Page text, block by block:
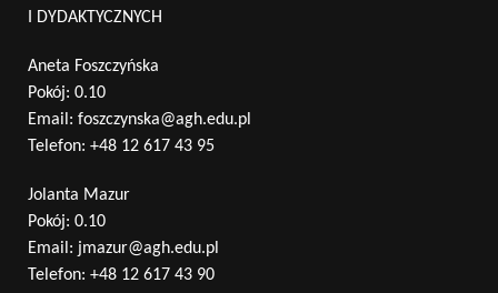
I DYDAKTYCZNYCH
Aneta Foszczyńska
Pokój: 0.10
Email: foszczynska@agh.edu.pl
Telefon: +48 12 617 43 95
Jolanta Mazur
Pokój: 0.10
Email: jmazur@agh.edu.pl
Telefon: +48 12 617 43 90